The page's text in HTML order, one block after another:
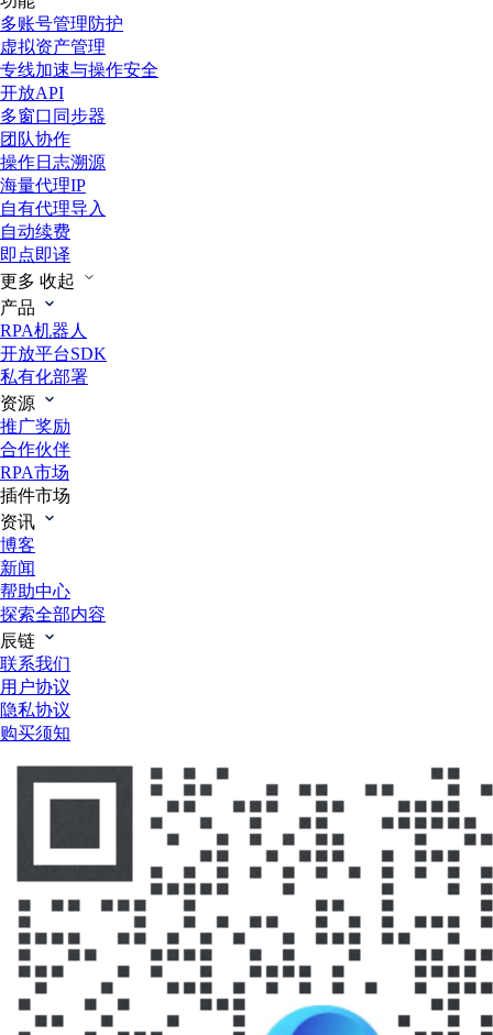
多账号管理防护
虚拟资产管理
专线加速与操作安全
开放API
多窗口同步器
团队协作
操作日志溯源
海量代理IP
自有代理导入
自动续费
即点即译
更多 收起
产品
RPA机器人
开放平台SDK
私有化部署
资源
推广奖励
合作伙伴
RPA市场
插件市场
资讯
博客
新闻
帮助中心
探索全部内容
辰链
联系我们
用户协议
隐私协议
购买须知